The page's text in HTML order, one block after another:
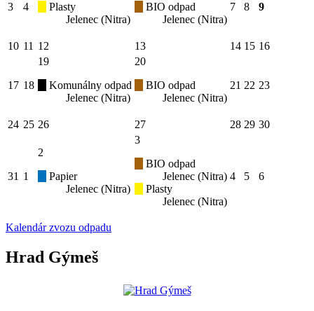
3 4
Plasty
Jelenec (Nitra)
BIO odpad
Jelenec (Nitra)
7 8 9
10 11 12 13 14 15 16
17 18
19
Komunálny odpad
Jelenec (Nitra)
20
BIO odpad
Jelenec (Nitra)
21 22 23
24 25 26 27 28 29 30
31 1
2
Papier
Jelenec (Nitra)
3
BIO odpad
Jelenec (Nitra)
Plasty
Jelenec (Nitra)
4 5 6
Kalendár zvozu odpadu
Hrad Gýmeš